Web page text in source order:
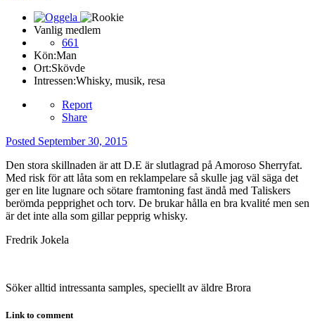
Vanlig medlem
661
Kön:Man
Ort:Skövde
Intressen:Whisky, musik, resa
Report
Share
Posted September 30, 2015
Den stora skillnaden är att D.E är slutlagrad på Amoroso Sherryfat.
Med risk för att låta som en reklampelare så skulle jag väl säga det
ger en lite lugnare och sötare framtoning fast ändå med Taliskers
berömda pepprighet och torv. De brukar hålla en bra kvalité men sen
är det inte alla som gillar pepprig whisky.
Fredrik Jokela
Söker alltid intressanta samples, speciellt av äldre Brora
Link to comment